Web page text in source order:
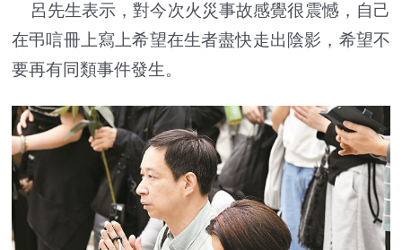
呂先生表示，對今次火災事故感覺很震憾，自己
在弔唁冊上寫上希望在生者盡快走出陰影，希望不
要再有同類事件發生。